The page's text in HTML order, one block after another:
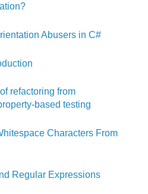
Abusers in C#
refactoring from
based testing
Characters From
Regular Expressions